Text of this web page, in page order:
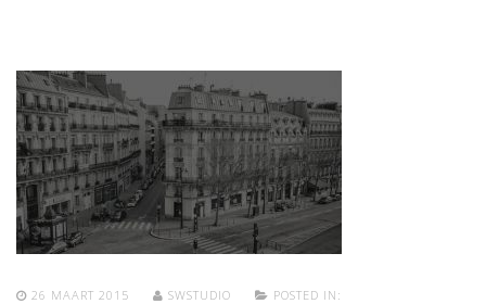
26 MAART 2015 SWSTUDIO POSTED IN: